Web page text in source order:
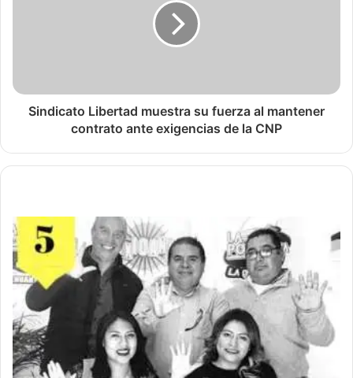
Sindicato Libertad muestra su fuerza al mantener
contrato ante exigencias de la CNP